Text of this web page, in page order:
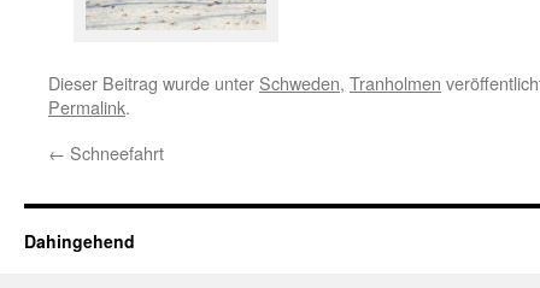
Dieser Beitrag wurde unter Schweden, Tranholmen
Permalink.
← Schneefahrt
Dahingehend